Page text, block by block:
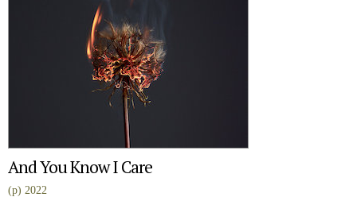
And You Know I Care
(p) 2022